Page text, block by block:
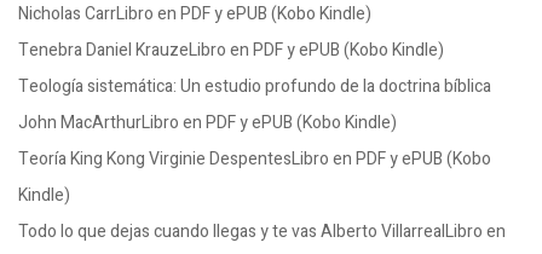
Nicholas CarrLibro en PDF y ePUB (Kobo Kindle)
Tenebra Daniel KrauzeLibro en PDF y ePUB (Kobo Kindle)
Teología sistemática: Un estudio profundo de la doctrina bíblica
John MacArthurLibro en PDF y ePUB (Kobo Kindle)
Teoría King Kong Virginie DespentesLibro en PDF y ePUB (Kobo
Kindle)
Todo lo que dejas cuando llegas y te vas Alberto VillarrealLibro en